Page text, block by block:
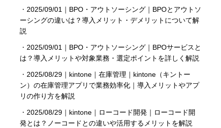
・ 2025/09/01｜BPO・アウトソーシング｜BPOとアウトソ
ーシングの違いは？導入メリット・デメリットについて解
説
・ 2025/09/01｜BPO・アウトソーシング｜BPOサービスと
は？導入メリットや対象業務・選定ポイントを詳しく解説
・ 2025/08/29｜kintone｜在庫管理｜kintone（キントー
ン）の在庫管理アプリで業務効率化｜導入メリットやアプ
リの作り方を解説
・ 2025/08/29｜kintone｜ローコード開発｜ローコード開
発とは？ノーコードとの違いや活用するメリットを解説